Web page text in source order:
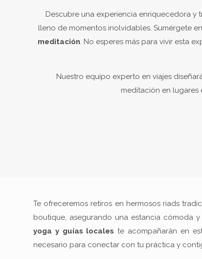
Descubre una experiencia enriquecedora y
lleno de momentos inolvidables. Sumérgete
meditación. No esperes más para vivir esta
Nuestro equipo experto en viajes
meditación en lugares
Te ofreceremos retiros en hermosos riads
boutique, asegurando una estancia cómoda y
yoga y guías locales te acompañarán en
necesario para conectar con tu práctica y